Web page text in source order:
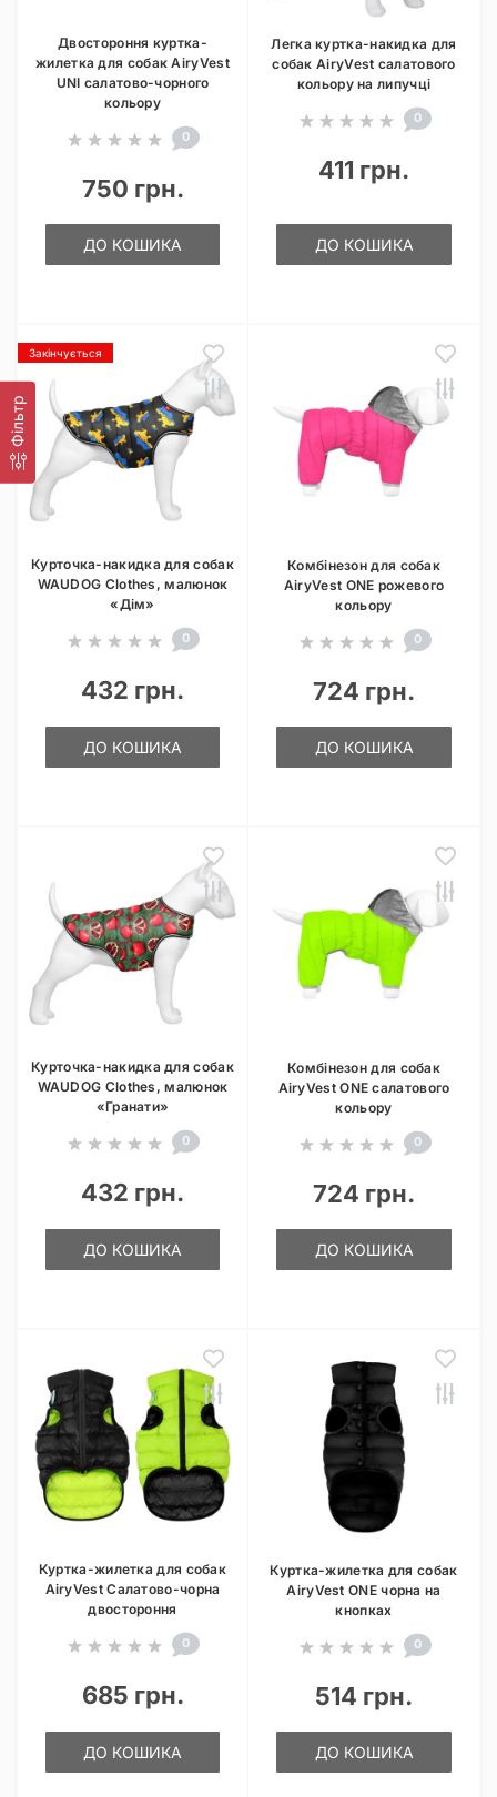
Фільтр
Двостороння куртка-
жилетка для собак AiryVest
UNI салатово-чорного
кольору
0
750 грн.
ДО КОШИКА
Легка куртка-накидка для
собак AiryVest салатового
кольору на липучці
0
411 грн.
ДО КОШИКА
Закінчується
Курточка-накидка для собак
WAUDOG Clothes, малюнок
«Дім»
0
432 грн.
ДО КОШИКА
Комбінезон для собак
AiryVest ONE рожевого
кольору
0
724 грн.
ДО КОШИКА
Курточка-накидка для собак
WAUDOG Clothes, малюнок
«Гранати»
0
432 грн.
ДО КОШИКА
Комбінезон для собак
AiryVest ONE салатового
кольору
0
724 грн.
ДО КОШИКА
Куртка-жилетка для собак
AiryVest Салатово-чорна
двостороння
0
685 грн.
ДО КОШИКА
Куртка-жилетка для собак
AiryVest ONE чорна на
кнопках
0
514 грн.
ДО КОШИКА